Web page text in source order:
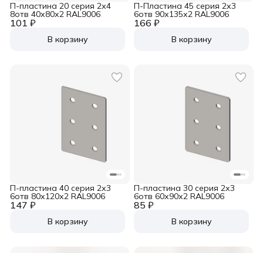
101 ₽
П-пластина 20 серия 2х4
8отв 40х80х2 RAL9006
В корзину
166 ₽
П-Пластина 45 серия 2х3
6отв 90х135х2 RAL9006
В корзину
147 ₽
П-пластина 40 серия 2х3
6отв 80х120х2 RAL9006
В корзину
85 ₽
П-пластина 30 серия 2х3
6отв 60х90х2 RAL9006
В корзину